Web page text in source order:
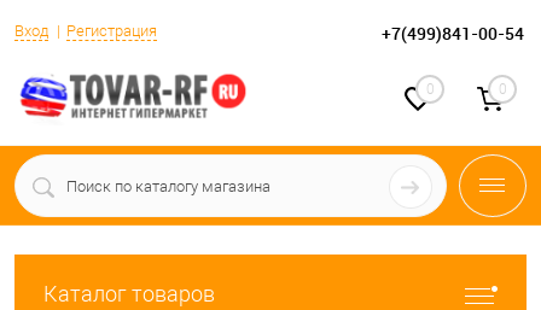
Вход Регистрация +7(499)841-00-54
0 0
Каталог товаров